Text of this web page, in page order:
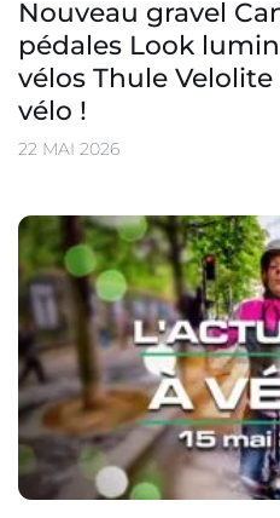
Nouveau gravel
pédales Look
vélos Thule Velolite
vélo !
22 MAI 2026